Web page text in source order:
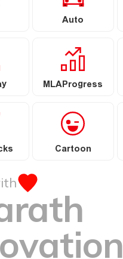
Auto
MLAProgress
Cartoon